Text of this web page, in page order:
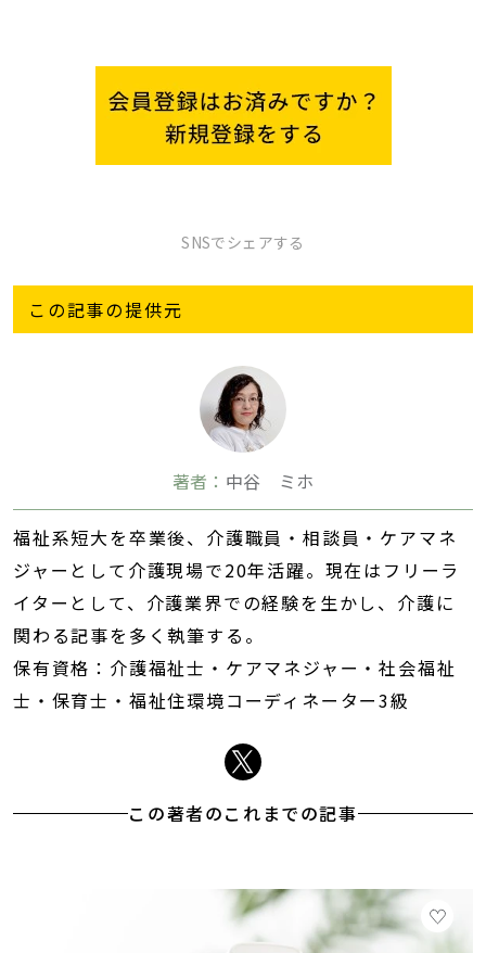
SNSでシェアする
この記事の提供元
著者： 中谷 ミホ
福祉系短大を卒業後、介護職員・相談員・ケアマネ
ジャーとして介護現場で20年活躍。現在はフリーラ
イターとして、介護業界での経験を生かし、介護に
関わる記事を多く執筆する。
保有資格：介護福祉士・ケアマネジャー・社会福祉
士・保育士・福祉住環境コーディネーター3級
この著者のこれまでの記事